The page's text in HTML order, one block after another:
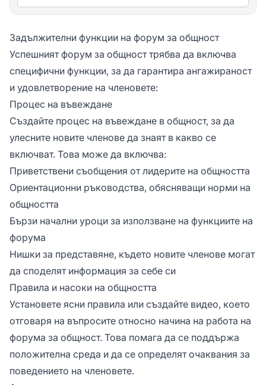
Задължителни функции на форум за общност
Успешният форум за общност трябва да включва
специфични функции, за да гарантира ангажираност
и удовлетворение на членовете:
Процес на въвеждане
Създайте процес на въвеждане в общност, за да
улесните новите членове да знаят в какво се
включват. Това може да включва:
Приветствени съобщения от лидерите на общността
Ориентационни ръководства, обясняващи норми на
общността
Бързи начални уроци за използване на функциите на
форума
Нишки за представяне, където новите членове могат
да споделят информация за себе си
Правила и насоки на общността
Установете ясни правила или създайте видео, което
отговаря на въпросите относно начина на работа на
форума за общност. Това помага да се поддържа
положителна среда и да се определят очаквания за
поведението на членовете.